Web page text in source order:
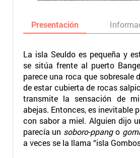
Presentación
La isla Seuldo es pequeña y
se sitúa frente al puerto
parece una roca que sobresale
de estar cubierta de rocas
transmite la sensación de
abejas. Entonces, es inevitable
con sabor a miel. Alguien dijo
parecía un soboro-ppango
a veces se la llama “isla